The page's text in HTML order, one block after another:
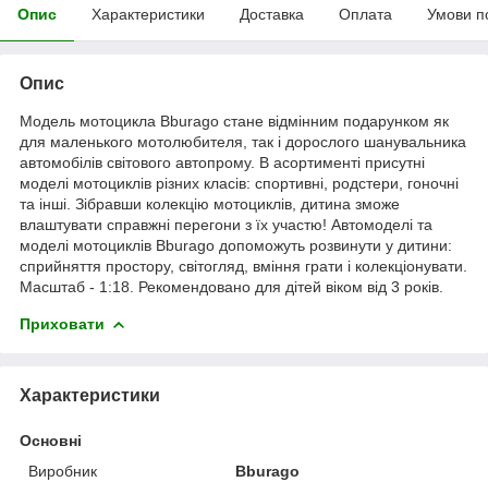
Опис Характеристики Доставка Оплата Умови
Опис
Модель мотоцикла Bburago стане відмінним подарунком як
для маленького мотолюбителя, так і дорослого шанувальника
автомобілів світового автопрому. В асортименті присутні
моделі мотоциклів різних класів: спортивні, родстери, гоночні
та інші. Зібравши колекцію мотоциклів, дитина зможе
влаштувати справжні перегони з їх участю! Автомоделі та
моделі мотоциклів Bburago допоможуть розвинути у дитини:
сприйняття простору, світогляд, вміння грати і колекціонувати.
Масштаб - 1:18. Рекомендовано для дітей віком від 3 років.
Приховати
Характеристики
Основні
Виробник
Bburago